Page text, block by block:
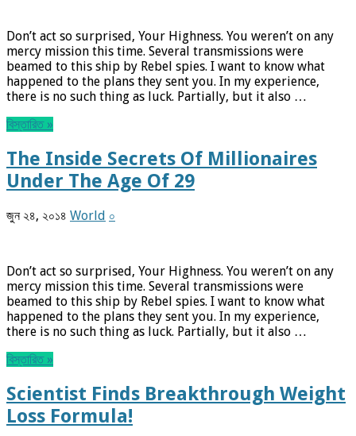
Don’t act so surprised, Your Highness. You weren’t on any
mercy mission this time. Several transmissions were
beamed to this ship by Rebel spies. I want to know what
happened to the plans they sent you. In my experience,
there is no such thing as luck. Partially, but it also …
বিস্তারিত »
The Inside Secrets Of Millionaires
Under The Age Of 29
জুন ২৪, ২০১৪ World ০
Don’t act so surprised, Your Highness. You weren’t on any
mercy mission this time. Several transmissions were
beamed to this ship by Rebel spies. I want to know what
happened to the plans they sent you. In my experience,
there is no such thing as luck. Partially, but it also …
বিস্তারিত »
Scientist Finds Breakthrough Weight
Loss Formula!